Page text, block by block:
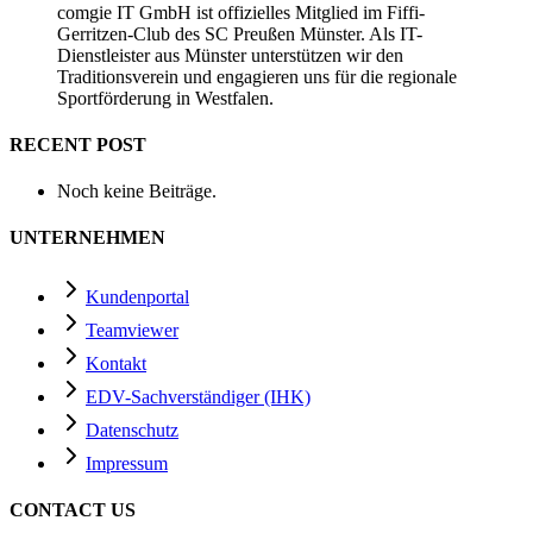
comgie IT GmbH ist offizielles Mitglied im Fiffi-
Gerritzen-Club des SC Preußen Münster. Als IT-
Dienstleister aus Münster unterstützen wir den
Traditionsverein und engagieren uns für die regionale
Sportförderung in Westfalen.
RECENT POST
Noch keine Beiträge.
UNTERNEHMEN
Kundenportal
Teamviewer
Kontakt
EDV-Sachverständiger (IHK)
Datenschutz
Impressum
CONTACT US